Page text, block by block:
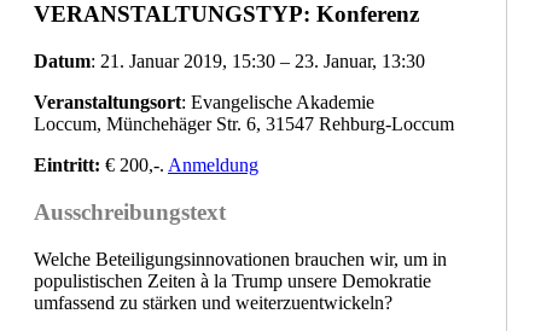
VERANSTALTUNGSTYP: Konferenz
Datum: 21. Januar 2019, 15:30 – 23. Januar, 13:30
Veranstaltungsort: Evangelische Akademie
Loccum, Münchehäger Str. 6, 31547 Rehburg-Loccum
Eintritt: € 200,-. Anmeldung
Ausschreibungstext
Welche Beteiligungsinnovationen brauchen wir, um in
populistischen Zeiten à la Trump unsere Demokratie
umfassend zu stärken und weiterzuentwickeln?